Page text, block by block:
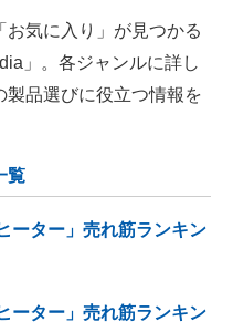
お気に入り」が見つかる
」。各ジャンルに詳し
製品選びに役立つ情報を
覧
ーター」売れ筋ランキン
ーター」売れ筋ランキン